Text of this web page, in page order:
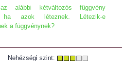
alábbi kétváltozós függvény
ha azok léteznek. Létezik-e
a függvénynek?
Nehézségi szint: